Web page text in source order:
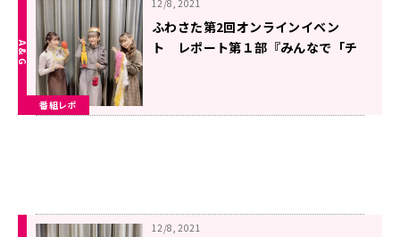
番組レポ
12/8, 2021
ふわさた第2回オンラインイベン
ト レポート第１部『みんなで「チ
12/8, 2021